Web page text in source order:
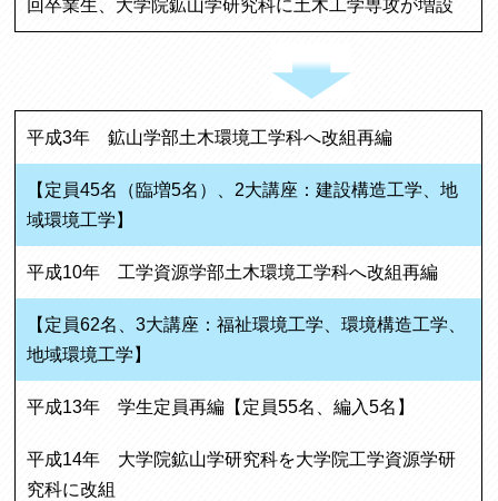
回卒業生、大学院鉱山学研究科に土木工学専攻が増設
平成3年 鉱山学部土木環境工学科へ改組再編
【定員45名（臨増5名）、2大講座：建設構造工学、地
域環境工学】
平成10年 工学資源学部土木環境工学科へ改組再編
【定員62名、3大講座：福祉環境工学、環境構造工学、
地域環境工学】
平成13年 学生定員再編【定員55名、編入5名】
平成14年 大学院鉱山学研究科を大学院工学資源学研
究科に改組